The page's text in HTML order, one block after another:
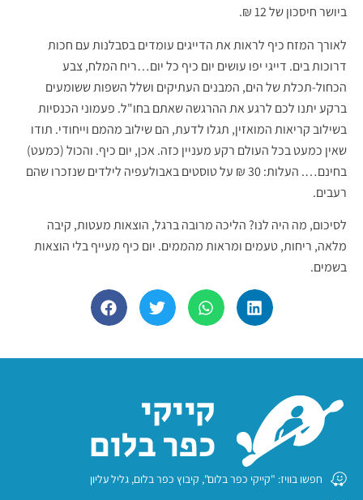
ביושר חיסכון של 12 ₪.
לאורך המזח כיף לראות את הדייגים עומדים בסבלנות עם חכות
דרוכות בים. דייגי יפו עושים יום כיף כל יום…ריח המלח, צבע
הכחול-תכלת של הים, המבנים העתיקים ושלל השפות ששומעים
ברקע יתנו לכם לרגע את ההרגשה שאתם בחו"ל. פעמוני הכנסיות
בשילוב קריאות המואזין, תגלו לדעת, הם שילוב מהמם וייחודי. תודו
שאין כמעט בכל העולם רקע מעניין כזה. אכן, יום כיף. והכול (כמעט)
בחינם…. העלות: 30 ₪ על טוסטים באבולעפיה לילדים שנזכרו שהם
רעבים.
לסיכום, מה היה לנו? הליכה מרובה ברגל, הוצאות מעטות, קיבה
מלאה, ריחות, טעמים ומראות מהממים. יום כיף מעייף בלי הוצאות
בשמים.
חפשו בוויז: "קייקי כפר בלום", קיבוץ כפר בלום, גליל עליון